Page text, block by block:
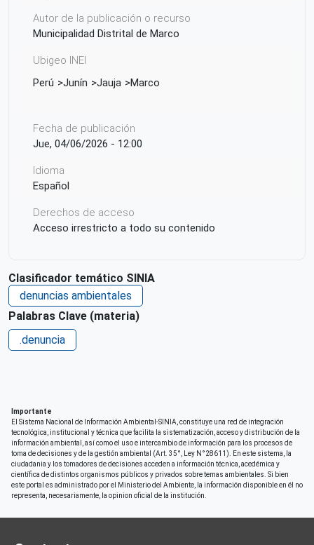
Autor de la publicación o recurso
Municipalidad Distrital de Marco
Ubigeo INEI
Perú
Junín Jauja Marco
Fecha de publicación
Jue, 04/06/2026 - 12:00
Idioma
Español
Derechos de acceso
Acceso irrestricto a todo su contenido
Clasificador temático SINIA
denuncias ambientales
Palabras Clave (materia)
.denuncia
Importante
El Sistema Nacional de Información Ambiental-SINIA, constituye una red de integración
tecnológica, institucional y técnica que facilita la sistematización, acceso y distribución de la
información ambiental, así como el uso e intercambio de información para los procesos de
toma de decisiones y de la gestión ambiental (Art. 35°, Ley N°28611). En este sistema, la
ciudadania y los tomadores de decisiones acceden a información técnica, acedémica y
científica de distintos organismos públicos y privados sobre temas ambientales. Si bien
este portal es administrado por el Ministerio del Ambiente, la información disponible en él no
representa, necesariamente, la opinion oficial de la institución.